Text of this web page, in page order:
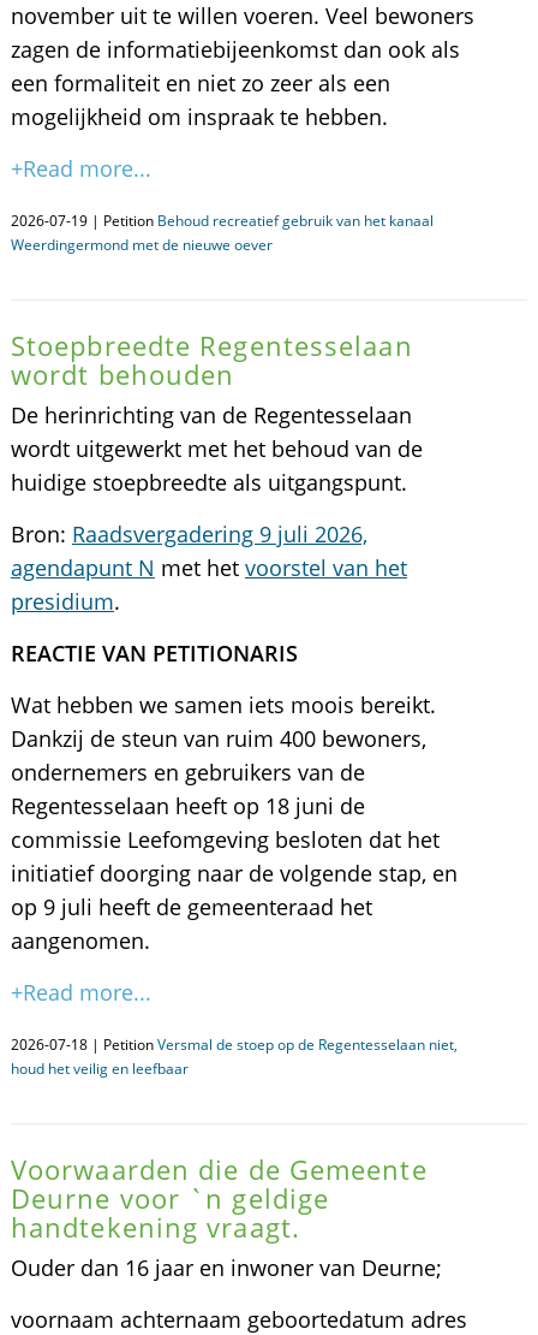
november uit te willen voeren. Veel bewoners
zagen de informatiebijeenkomst dan ook als
een formaliteit en niet zo zeer als een
mogelijkheid om inspraak te hebben.
+Read more...
2026-07-19 | Petition Behoud recreatief gebruik van het kanaal
Weerdingermond met de nieuwe oever
Stoepbreedte Regentesselaan
wordt behouden
De herinrichting van de Regentesselaan
wordt uitgewerkt met het behoud van de
huidige stoepbreedte als uitgangspunt.
Bron: Raadsvergadering 9 juli 2026,
agendapunt N met het voorstel van het
presidium.
REACTIE VAN PETITIONARIS
Wat hebben we samen iets moois bereikt.
Dankzij de steun van ruim 400 bewoners,
ondernemers en gebruikers van de
Regentesselaan heeft op 18 juni de
commissie Leefomgeving besloten dat het
initiatief doorging naar de volgende stap, en
op 9 juli heeft de gemeenteraad het
aangenomen.
+Read more...
2026-07-18 | PetitionVersmal de stoep op de Regentesselaan niet,
houd het veilig en leefbaar
Voorwaarden die de Gemeente
Deurne voor `n geldige
handtekening vraagt.
Ouder dan 16 jaar en inwoner van Deurne;
voornaam achternaam geboortedatum adres